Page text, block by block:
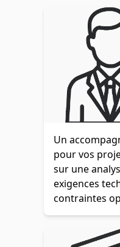
Un
pour vos
sur une
exigences
contraintes